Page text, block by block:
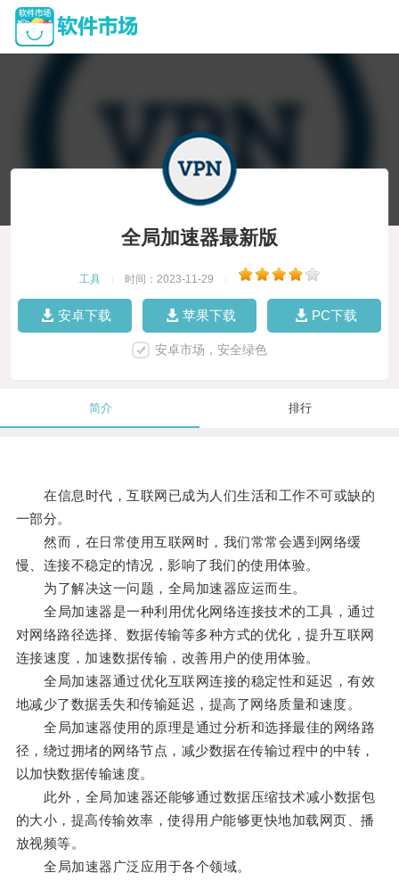
全局加速器最新版
工具 时间：2023-11-29
安卓下载 苹果下载 PC下载
安卓市场，安全绿色
简介 排行
在信息时代，互联网已成为人们生活和工作不可或缺的
一部分。
然而，在日常使用互联网时，我们常常会遇到网络缓
慢、连接不稳定的情况，影响了我们的使用体验。
为了解决这一问题，全局加速器应运而生。
全局加速器是一种利用优化网络连接技术的工具，通过
对网络路径选择、数据传输等多种方式的优化，提升互联网
连接速度，加速数据传输，改善用户的使用体验。
全局加速器通过优化互联网连接的稳定性和延迟，有效
地减少了数据丢失和传输延迟，提高了网络质量和速度。
全局加速器使用的原理是通过分析和选择最佳的网络路
径，绕过拥堵的网络节点，减少数据在传输过程中的中转，
以加快数据传输速度。
此外，全局加速器还能够通过数据压缩技术减小数据包
的大小，提高传输效率，使得用户能够更快地加载网页、播
放视频等。
全局加速器广泛应用于各个领域。